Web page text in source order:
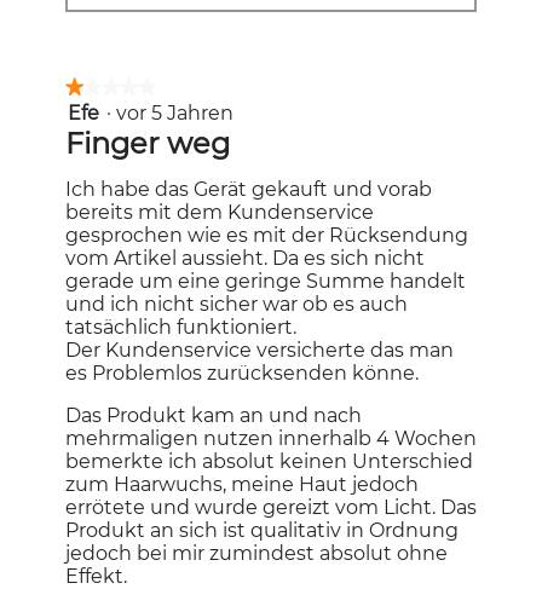
★★★★★
★★★★★
1
von
5
Sternen.
Efe · vor 5 Jahren
Finger weg
Ich habe das Gerät gekauft und vorab
bereits mit dem Kundenservice
gesprochen wie es mit der Rücksendung
vom Artikel aussieht. Da es sich nicht
gerade um eine geringe Summe handelt
und ich nicht sicher war ob es auch
tatsächlich funktioniert.
Der Kundenservice versicherte das man
es Problemlos zurücksenden könne.
Das Produkt kam an und nach
mehrmaligen nutzen innerhalb 4 Wochen
bemerkte ich absolut keinen Unterschied
zum Haarwuchs, meine Haut jedoch
errötete und wurde gereizt vom Licht. Das
Produkt an sich ist qualitativ in Ordnung
jedoch bei mir zumindest absolut ohne
Effekt.